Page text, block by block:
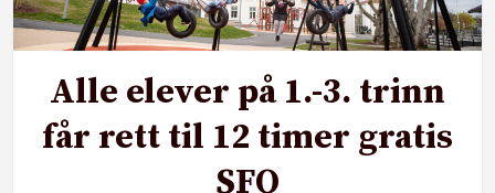
Alle elever på 1.-3. trinn
får rett til 12 timer gratis
SFO